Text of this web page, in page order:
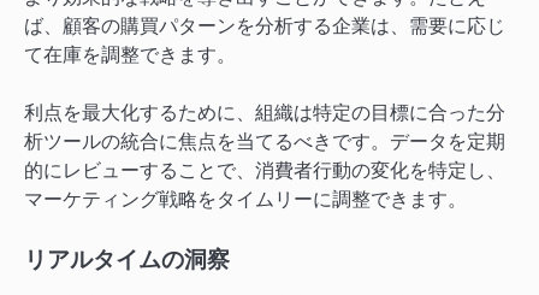
ば、顧客の購買パターンを分析する企業は、需要に応じ
て在庫を調整できます。
利点を最大化するために、組織は特定の目標に合った分
析ツールの統合に焦点を当てるべきです。データを定期
的にレビューすることで、消費者行動の変化を特定し、
マーケティング戦略をタイムリーに調整できます。
リアルタイムの洞察